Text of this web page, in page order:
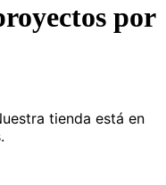
por
tienda está en